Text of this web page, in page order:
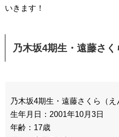
いきます！
乃木坂4期生・遠藤さく
乃木坂4期生・遠藤さくら（
生年月日：2001年10月3日
年齢：17歳